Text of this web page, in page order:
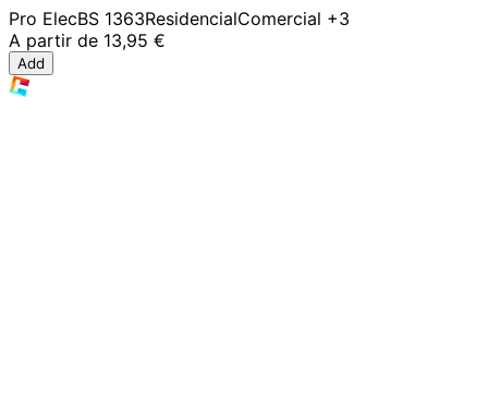
Pro ElecBS 1363ResidencialComercial +3
A partir de 13,95 €
Add